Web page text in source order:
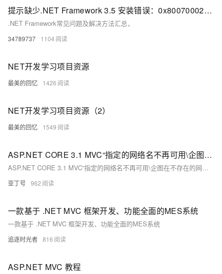
提示缺少.NET Framework 3.5 安装错误：0x80070002、0x800F0950\0x80004002
.NET Framework常见问题及解决方法汇总，
34789737 1104
NET开发学习项目资源
最美的回忆 1426
NET开发学习项目资源（2）
最美的回忆 1549
ASP.NET CORE 3.1 MVC“指定的网络名不再可用\企图在不存在的网络连接上进行操作”的问题解决过程
ASP.NET CORE 3.1 MVC“指定的网络名不再可用\企图在不存在的网络连接上进行操作”的问题解决过程
亚丁号 962
一款基于 .NET MVC 框架开发、功能全面的MES系统
一款基于 .NET MVC 框架开发、功能全面的MES系统
追逐时光者 816
ASP.NET MVC 教程